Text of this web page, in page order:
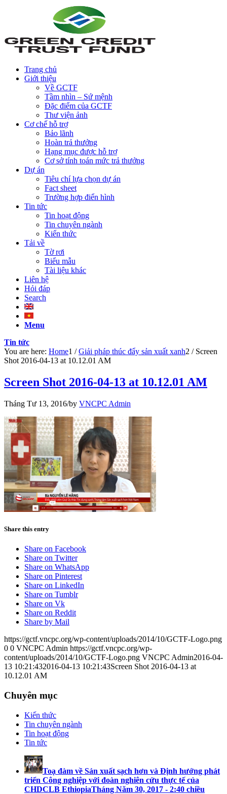
Trang chủ
Giới thiệu
Về GCTF
Tầm nhìn – Sứ mệnh
Đặc điểm của GCTF
Thư viện ảnh
Cơ chế hỗ trợ
Bảo lãnh
Hoàn trả thưởng
Hạng mục được hỗ trợ
Cơ sở tính toán mức trả thưởng
Dự án
Tiêu chí lựa chọn dự án
Fact sheet
Trường hợp điển hình
Tin tức
Tin hoạt động
Tin chuyên ngành
Kiến thức
Tải về
Tờ rơi
Biểu mẫu
Tài liệu khác
Liên hệ
Hỏi đáp
Search
Menu
Tin tức
You are here: Home1 / Giải pháp thúc đẩy sản xuất xanh2 / Screen
Shot 2016-04-13 at 10.12.01 AM
Screen Shot 2016-04-13 at 10.12.01 AM
Tháng Tư 13, 2016/by VNCPC Admin
Share this entry
Share on Facebook
Share on Twitter
Share on WhatsApp
Share on Pinterest
Share on LinkedIn
Share on Tumblr
Share on Vk
Share on Reddit
Share by Mail
https://gctf.vncpc.org/wp-content/uploads/2014/10/GCTF-Logo.png
0 0 VNCPC Admin https://gctf.vncpc.org/wp-
content/uploads/2014/10/GCTF-Logo.png VNCPC Admin2016-04-
13 10:21:432016-04-13 10:21:43Screen Shot 2016-04-13 at
10.12.01 AM
Chuyên mục
Kiến thức
Tin chuyên ngành
Tin hoạt động
Tin tức
Toạ đàm về Sản xuất sạch hơn và Định hướng phát
triển Công nghiệp với đoàn nghiên cứu thực tế của
CHDCLB EthiopiaTháng Năm 30, 2017 - 2:40 chiều